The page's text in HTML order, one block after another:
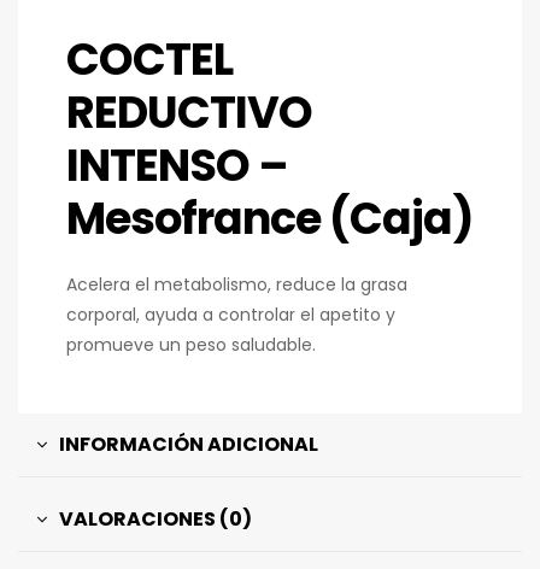
COCTEL
REDUCTIVO
INTENSO –
Mesofrance (Caja)
Acelera el metabolismo, reduce la grasa
corporal, ayuda a controlar el apetito y
promueve un peso saludable.
INFORMACIÓN ADICIONAL
VALORACIONES (0)